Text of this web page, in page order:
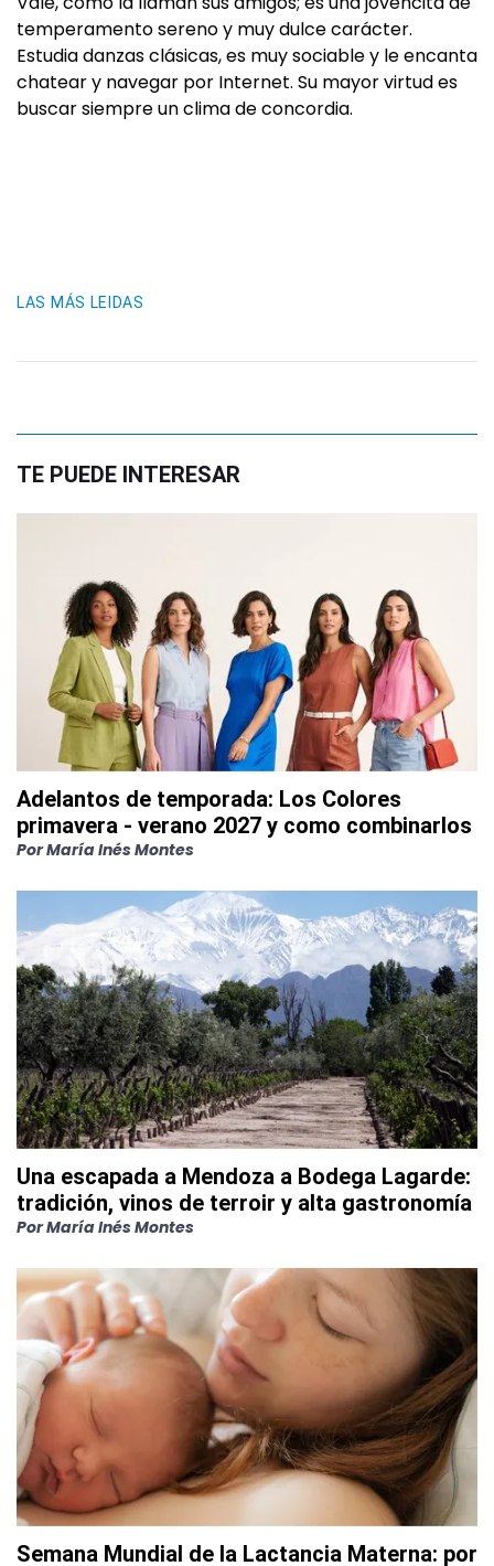
temperamento sereno y muy dulce carácter.
Estudia danzas clásicas, es muy sociable y le encanta
chatear y navegar por Internet. Su mayor virtud es
buscar siempre un clima de concordia.
LAS MÁS LEIDAS
TE PUEDE INTERESAR
Adelantos de temporada: Los Colores
primavera - verano 2027 y como combinarlos
PorMaría Inés Montes
Una escapada a Mendoza a Bodega Lagarde:
tradición, vinos de terroir y alta gastronomía
PorMaría Inés Montes
Semana Mundial de la Lactancia Materna: por